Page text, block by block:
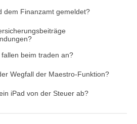
dem Finanzamt gemeldet?
beim traden an?
Wegfall der Maestro-Funktion?
iPad von der Steuer ab?